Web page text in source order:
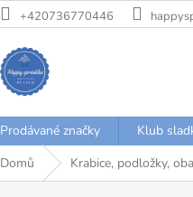
+420736770446
Prodávané značky Klub
Domů
Krabice, podložky,